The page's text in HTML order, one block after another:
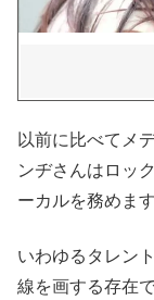
以前に比べてメ
ンヂさんはロッ
ーカルを務めます
いわゆるタレン
線を画する存在